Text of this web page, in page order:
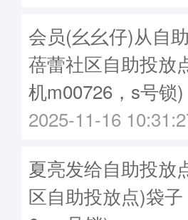
会员(幺幺仔)从自
蓓蕾社区自助投放
机m00726，s号锁)
2025-11-16
夏亮发给自助投放
区自助投放点)袋